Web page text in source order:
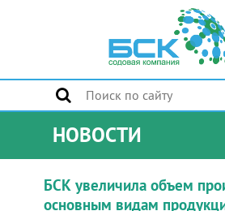
НОВОСТИ
БСК увеличила объем
основным видам